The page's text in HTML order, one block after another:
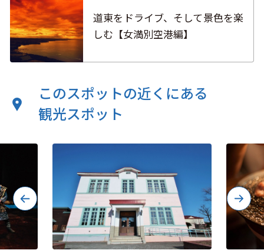
道東をドライブ、そして景色を楽
しむ【女満別空港編】
このスポットの近くにある
観光スポット